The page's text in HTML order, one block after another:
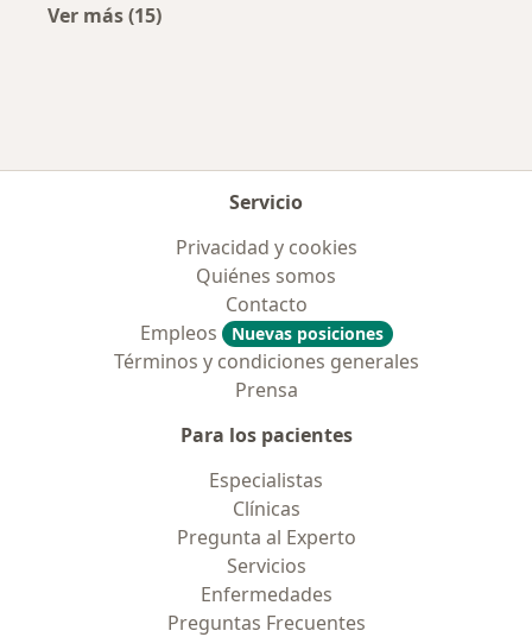
Ver más (15)
Servicio
Privacidad y cookies
Quiénes somos
Contacto
Empleos
Nuevas posiciones
Términos y condiciones generales
Prensa
Para los pacientes
Especialistas
Clínicas
Pregunta al Experto
Servicios
Enfermedades
Preguntas Frecuentes